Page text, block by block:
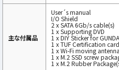
主な付属品
User´s manual
I/O Shield
2 x SATA 6Gb/s cable(s)
1 x Supporting DVD
1 x DIY Sticker for
1 x TUF Certification
1 x Wi-Fi moving antenna
1 x M.2 SSD screw
1 x M.2 Rubber